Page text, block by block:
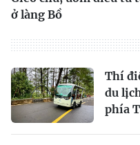
ở làng Bồ
Thí
du
phía